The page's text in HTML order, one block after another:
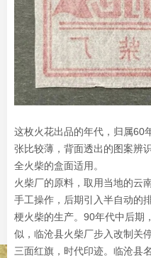
这枚火花出品的年代，归属60
张比较薄，背面透出的图案辨
全火柴的盒面适用。
火柴厂的原料，取用当地的云
手工操作，后期引入半自动的
梗火柴的生产。90年代中后期
似，临沧县火柴厂步入改制关
三面红旗，时代印迹。临沧县